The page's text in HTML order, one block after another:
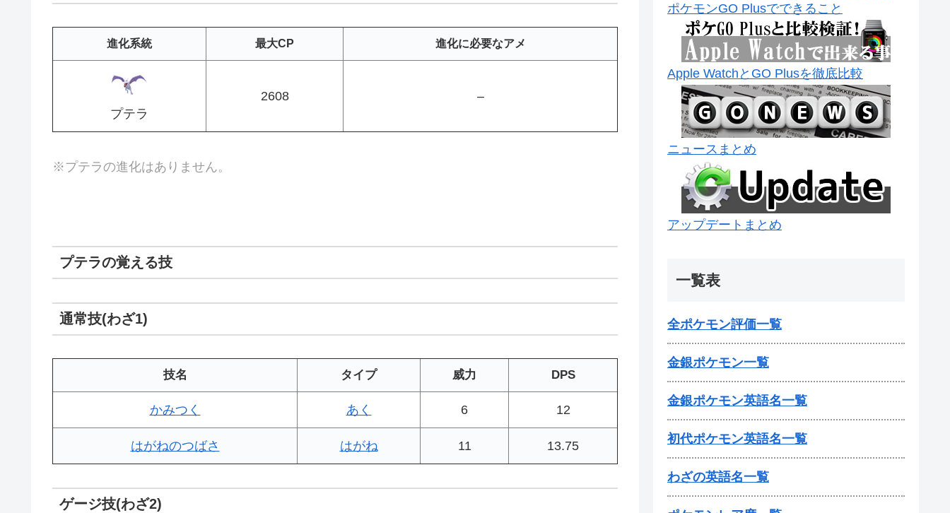
進化系統 最大CP 進化に必要なアメ
プテラ
2608 –
※プテラの進化はありません。
プテラの覚える技
通常技(わざ1)
技名 タイプ 威力 DPS
かみつく あく 6 12
はがねのつばさ はがね 11 13.75
ゲージ技(わざ2)
ポケモンGO Plusでできること
Apple WatchとGO Plusを徹底比較
ニュースまとめ
アップデートまとめ
一覧表
全ポケモン評価一覧
金銀ポケモン一覧
金銀ポケモン英語名一覧
初代ポケモン英語名一覧
わざの英語名一覧